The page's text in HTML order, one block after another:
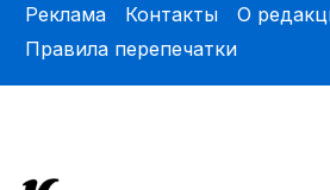
Реклама Контакты
О
Правила перепечатки